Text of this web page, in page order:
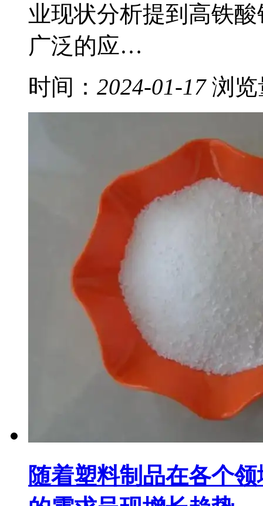
业现状分析提到高铁
广泛的应…
时间： 2024-01-17 浏
随着塑料制品在各个